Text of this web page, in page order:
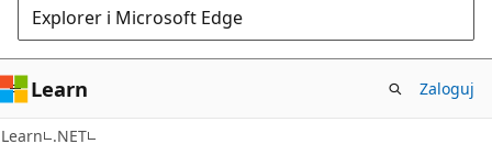
Explorer i Microsoft Edge
Learn Zaloguj
Learn .NET